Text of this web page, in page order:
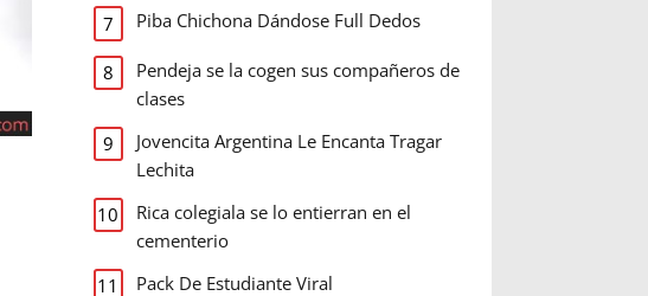
Piba Chichona Dándose Full Dedos
Pendeja se la cogen sus compañeros de
clases
Jovencita Argentina Le Encanta Tragar
Lechita
Rica colegiala se lo entierran en el
cementerio
Pack De Estudiante Viral